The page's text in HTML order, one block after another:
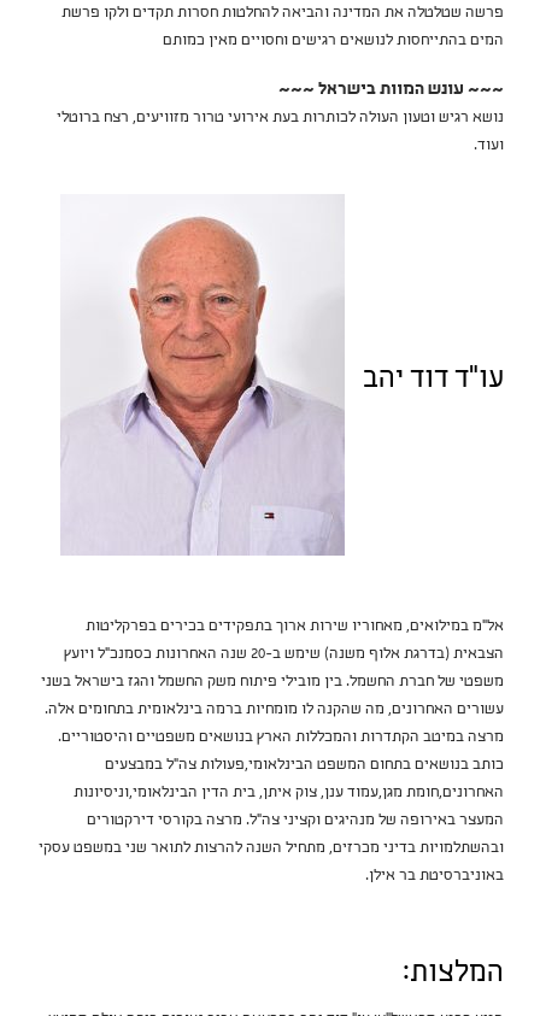
פרשה שטלטלה את המדינה והביאה להחלטות חסרות תקדים ולקו פרשת
המים בהתייחסות לנושאים רגישים וחסויים מאין כמותם
~~~ עונש המוות בישראל ~~~
נושא רגיש וטעון העולה לכותרות בעת אירועי טרור מזוויעים, רצח ברוטלי
ועוד.
עו"ד דוד יהב
אל"מ במילואים, מאחוריו שירות ארוך בתפקידים בכירים בפרקליטות
הצבאית (בדרגת אלוף משנה) שימש ב-20 שנה האחרונות כסמנכ"ל ויועץ
משפטי של חברת החשמל. בין מובילי פיתוח משק החשמל והגז בישראל בשני
עשורים האחרונים, מה שהקנה לו מומחיות ברמה בינלאומית בתחומים אלה.
מרצה במיטב הקתדרות והמכללות הארץ בנושאים משפטיים והיסטוריים.
כותב בנושאים בתחום המשפט הבינלאומי,פעולות צה"ל במבצעים
האחרונים,חומת מגן,עמוד ענן, צוק איתן, בית הדין הבינלאומי,וניסיונות
המעצר באירופה של מנהיגים וקציני צה"ל. מרצה בקורסי דירקטורים
ובהשתלמויות בדיני מכרזים, מתחיל השנה להרצות לתואר שני במשפט עסקי
באוניברסיטת בר אילן.
המלצות: